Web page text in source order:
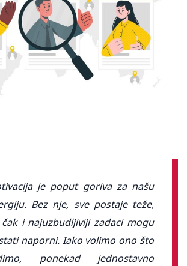
je poput goriva za našu
Bez nje, sve postaje teže,
i najuzbudljiviji zadaci mogu
naporni. Iako volimo ono što
ponekad jednostavno